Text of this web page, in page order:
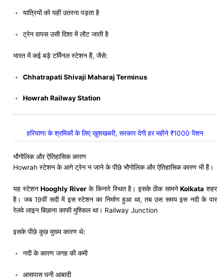
यात्रियों को यहीं उतरना पड़ता है
ट्रेन वापस उसी दिशा में लौट जाती है
भारत में कई बड़े टर्मिनल स्टेशन हैं, जैसे:
Chhatrapati Shivaji Maharaj Terminus
Howrah Railway Station
हरियाणा के श्रमिकों के लिए खुशखबरी, सरकार देगी हर महीने ₹1000 पेंशन
भौगोलिक और ऐतिहासिक कारण
Howrah स्टेशन के आगे ट्रेन न जाने के पीछे भौगोलिक और ऐतिहासिक कारण भी हैं।
यह स्टेशनHooghly Riverके किनारे स्थित है। इसके ठीक सामनेKolkata शहर
है। जब 19वीं सदी में इस स्टेशन का निर्माण हुआ था, तब उस समय इस नदी के पार
रेलवे लाइन बिछाना काफी मुश्किल था। Railway Junction
इसके पीछे कुछ मुख्य कारण थे:
नदी के कारण जगह की कमी
आसपास घनी आबादी